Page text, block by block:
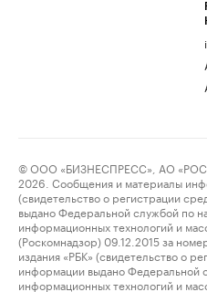
© ООО «БИЗНЕСПРЕСС», АО
2026. Сообщения и материалы
(свидетельство о регистрации
выдано Федеральной службой по
информационных технологий и
(Роскомнадзор) 09.12.2015 за
издания «РБК» (свидетельство о
информации выдано Федеральной
информационных технологий и